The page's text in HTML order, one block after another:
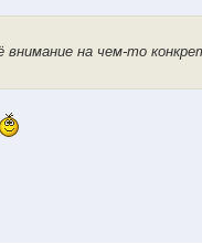
внимание на чем-то